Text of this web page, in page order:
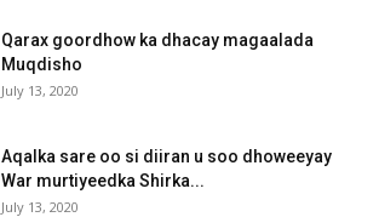
Qarax goordhow ka dhacay magaalada
Muqdisho
July 13, 2020
Aqalka sare oo si diiran u soo dhoweeyay
War murtiyeedka Shirka...
July 13, 2020